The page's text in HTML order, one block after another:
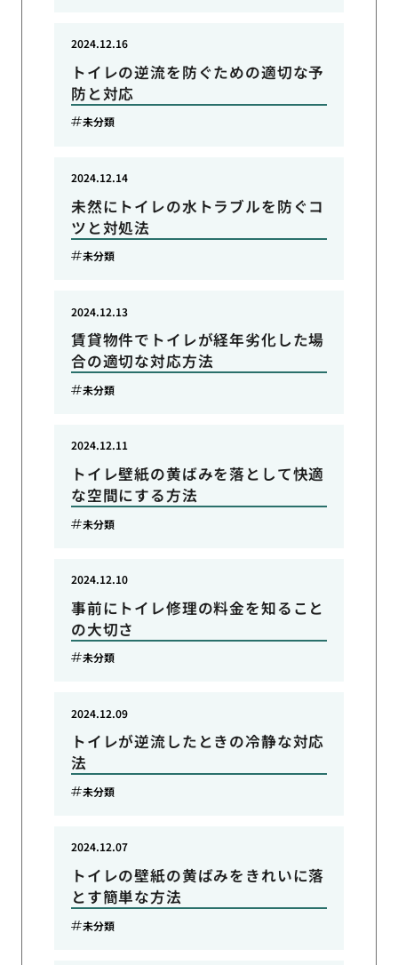
トイレの逆流を防ぐための適切な予
防と対応
2024.12.16
未分類
未然にトイレの水トラブルを防ぐコ
ツと対処法
2024.12.14
未分類
賃貸物件でトイレが経年劣化した場
合の適切な対応方法
2024.12.13
未分類
トイレ壁紙の黄ばみを落として快適
な空間にする方法
2024.12.11
未分類
事前にトイレ修理の料金を知ること
の大切さ
2024.12.10
未分類
トイレが逆流したときの冷静な対応
法
2024.12.09
未分類
トイレの壁紙の黄ばみをきれいに落
とす簡単な方法
2024.12.07
未分類